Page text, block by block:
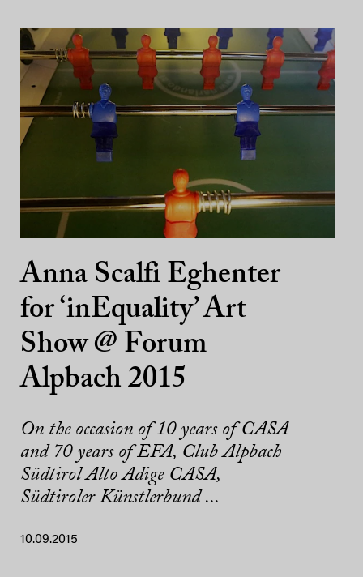
Anna Scalfi Eghenter
for ‘inEquality’ Art
Show @ Forum
Alpbach 2015
On the occasion of 10 years of CASA
and 70 years of EFA, Club Alpbach
Südtirol Alto Adige CASA,
Südtiroler Künstlerbund ...
10.09.2015